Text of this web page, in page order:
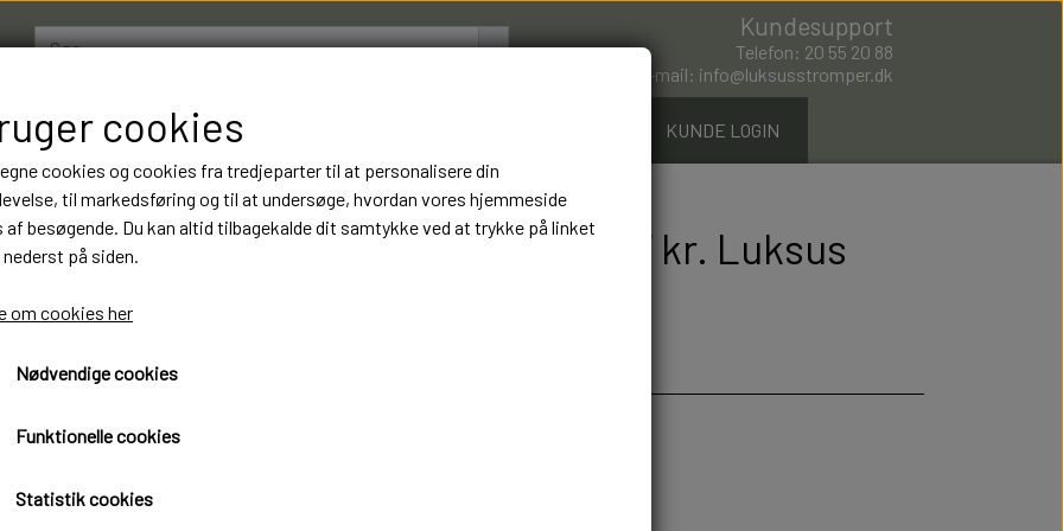
Kundesupport
Telefon: 20 55 20 88
E-mail: info@luksusstromper.dk
BOXERSHORTS KUNDE LOGIN
10 Par Gianvaglia Boxershorts 297 kr. Luksus
Kvalitet. Varenummer: 10
Øko-Tex standard 100 certificeret
10 Par 297 kr
cookies
cookies og cookies fra tredjeparter til at personalisere din
til markedsføring og til at undersøge, hvordan vores hjemmeside
af besøgende. Du kan altid tilbagekalde dit samtykke ved at trykke på linket
på siden.
om cookies her
Nødvendige cookies
Funktionelle cookies
Statistik cookies